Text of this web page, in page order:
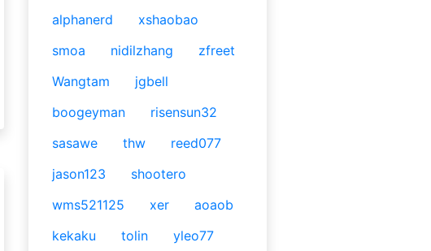
alphanerd
xshaobao
smoa
nidilzhang
zfreet
Wangtam
jgbell
boogeyman
risensun32
sasawe
thw
reed077
jason123
shootero
wms521125
xer
aoaob
kekaku
tolin
yleo77